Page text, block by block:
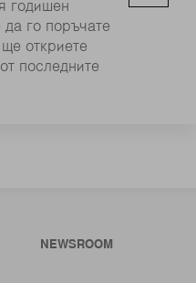
годишен
го поръчате
откриете
последните
NEWSROOM